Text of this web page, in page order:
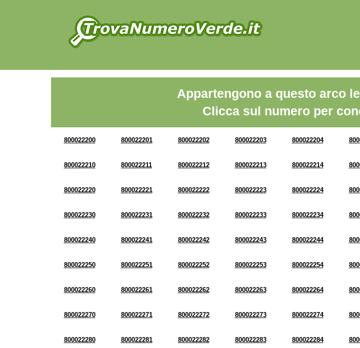
Appartengono a questo arco
Clicca sul numero per
800022200 800022201 800022202 800022203 800022204
800022210 800022211 800022212 800022213 800022214
800022220 800022221 800022222 800022223 800022224
800022230 800022231 800022232 800022233 800022234
800022240 800022241 800022242 800022243 800022244
800022250 800022251 800022252 800022253 800022254
800022260 800022261 800022262 800022263 800022264
800022270 800022271 800022272 800022273 800022274
800022280 800022281 800022282 800022283 800022284